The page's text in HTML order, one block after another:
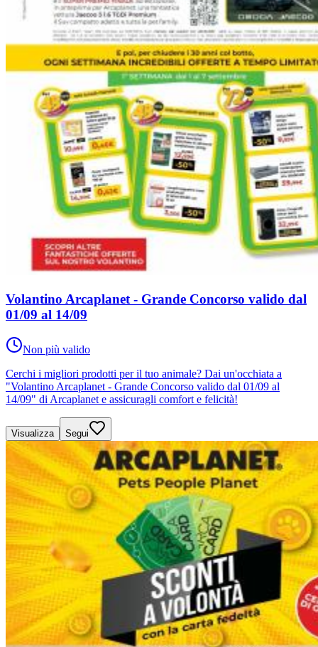
Volantino Arcaplanet - Grande Concorso valido dal
01/09 al 14/09
Non più valido
Cerchi i migliori prodotti per il tuo animale? Dai un'occhiata a
"Volantino Arcaplanet - Grande Concorso valido dal 01/09 al
14/09" di Arcaplanet e assicuragli comfort e felicità!
Visualizza Segui